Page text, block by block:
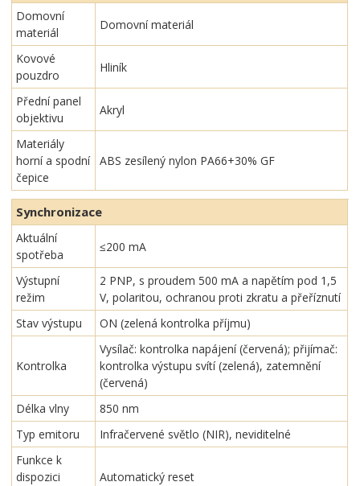
Domovní
materiál
Domovní materiál
Kovové
pouzdro
Hliník
Přední panel
objektivu
Akryl
Materiály
horní a spodní
čepice
ABS zesílený nylon PA66+30% GF
Synchronizace
Aktuální
spotřeba
≤200 mA
Výstupní
režim
2 PNP, s proudem 500 mA a napětím pod 1,5
V, polaritou, ochranou proti zkratu a přeříznutí
Stav výstupu
ON (zelená kontrolka příjmu)
Kontrolka
Vysílač: kontrolka napájení (červená); přijímač:
kontrolka výstupu svítí (zelená), zatemnění
(červená)
Délka vlny
850 nm
Typ emitoru
Infračervené světlo (NIR), neviditelné
Funkce k
dispozici
Automatický reset